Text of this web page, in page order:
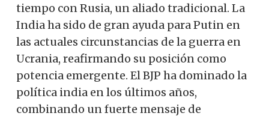
tiempo con Rusia, un aliado tradicional. La
India ha sido de gran ayuda para Putin en
las actuales circunstancias de la guerra en
Ucrania, reafirmando su posición como
potencia emergente. El BJP ha dominado la
política india en los últimos años,
combinando un fuerte mensaje de